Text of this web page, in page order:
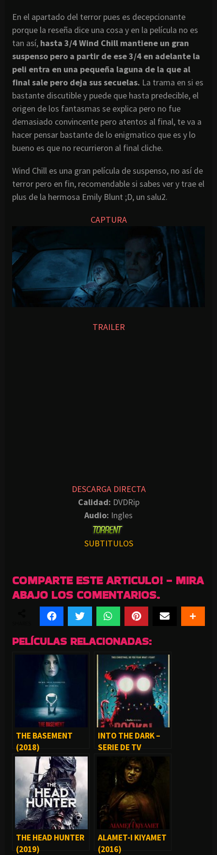
En el apartado del terror pues es decepcionante
porque la reseña dice una cosa y en la película no es
tan así, hasta 3/4 Wind Chill mantiene un gran
suspenso pero a partir de ese 3/4 en adelante la
peli entra en una pequeña laguna de la que al
final sale pero deja sus secuelas. La trama en si es
bastante discutible y puede que hasta predecible, el
origen de los fantasmas se explica pero no fue
demasiado convincente pero atentos al final, te va a
hacer pensar bastante de lo enigmatico que es y lo
bueno es que no recurrieron al final cliche.
Wind Chill es una gran película de suspenso, no así de
terror pero en fin, recomendable si sabes ver y trae el
plus de la hermosa Emily Blunt ;D, un salu2.
CAPTURA
TRAILER
DESCARGA DIRECTA
Calidad: DVDRip
Audio: Ingles
SUBTITULOS
COMPARTE ESTE ARTICULO! - MIRA
ABAJO LOS COMENTARIOS.
PELÍCULAS RELACIONADAS:
THE BASEMENT
(2018)
INTO THE DARK –
SERIE DE TV
THE HEAD HUNTER
(2019)
ALAMET-I KIYAMET
(2016)